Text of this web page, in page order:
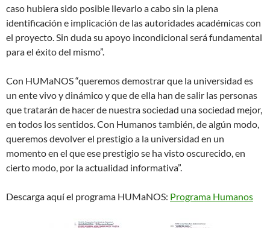
caso hubiera sido posible llevarlo a cabo sin la plena
identificación e implicación de las autoridades académicas con
el proyecto. Sin duda su apoyo incondicional será fundamental
para el éxito del mismo”.
Con HUMaNOS “queremos demostrar que la universidad es
un ente vivo y dinámico y que de ella han de salir las personas
que tratarán de hacer de nuestra sociedad una sociedad mejor,
en todos los sentidos. Con Humanos también, de algún modo,
queremos devolver el prestigio a la universidad en un
momento en el que ese prestigio se ha visto oscurecido, en
cierto modo, por la actualidad informativa”.
Descarga aquí el programa HUMaNOS: Programa Humanos